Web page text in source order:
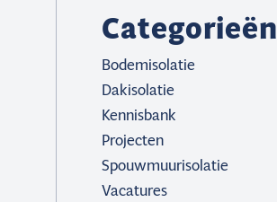
Categorieën
Bodemisolatie
Dakisolatie
Kennisbank
Projecten
Spouwmuurisolatie
Vacatures